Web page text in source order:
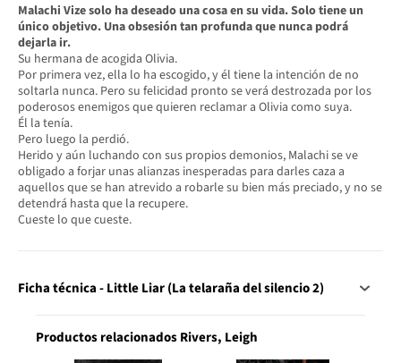
Malachi Vize solo ha deseado una cosa en su vida. Solo tiene un
único objetivo. Una obsesión tan profunda que nunca podrá
dejarla ir.
Su hermana de acogida Olivia.
Por primera vez, ella lo ha escogido, y él tiene la intención de no
soltarla nunca. Pero su felicidad pronto se verá destrozada por los
poderosos enemigos que quieren reclamar a Olivia como suya.
Él la tenía.
Pero luego la perdió.
Herido y aún luchando con sus propios demonios, Malachi se ve
obligado a forjar unas alianzas inesperadas para darles caza a
aquellos que se han atrevido a robarle su bien más preciado, y no se
detendrá hasta que la recupere.
Cueste lo que cueste.
Ficha técnica - Little Liar (La telaraña del silencio 2)
Productos relacionados Rivers, Leigh